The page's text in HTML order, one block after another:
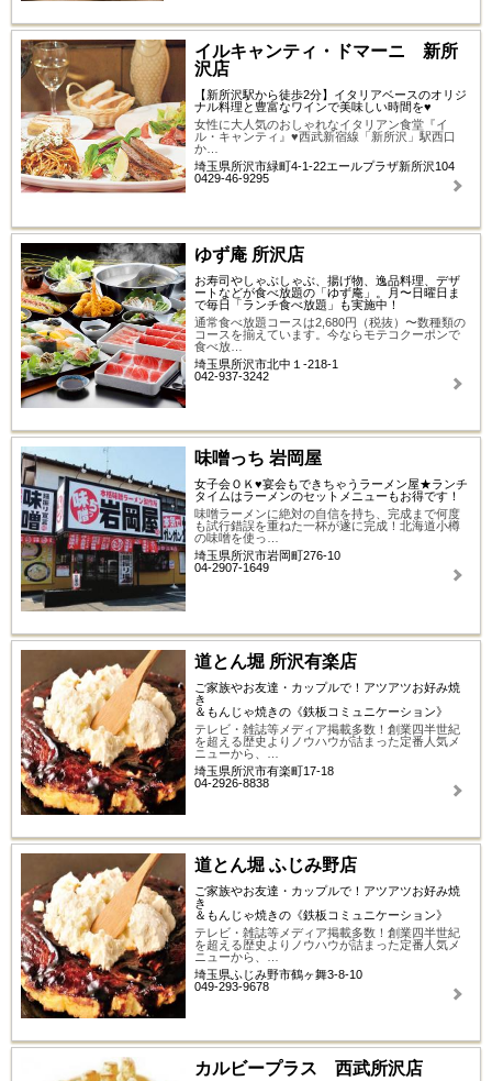
イルキャンティ・ドマーニ 新所
沢店
【新所沢駅から徒歩2分】イタリアベースのオリジ
ナル料理と豊富なワインで美味しい時間を♥
女性に大人気のおしゃれなイタリアン食堂『イ
ル・キャンティ』♥西武新宿線「新所沢」駅西口
か…
埼玉県所沢市緑町4-1-22エールプラザ新所沢104
0429-46-9295
ゆず庵 所沢店
お寿司やしゃぶしゃぶ、揚げ物、逸品料理、デザ
ートなどが食べ放題の「ゆず庵」。月〜日曜日ま
で毎日「ランチ食べ放題」も実施中！
通常食べ放題コースは2,680円（税抜）〜数種類の
コースを揃えています。今ならモテコクーポンで
食べ放…
埼玉県所沢市北中１-218-1
042-937-3242
味噌っち 岩岡屋
女子会ＯＫ♥宴会もできちゃうラーメン屋★ランチ
タイムはラーメンのセットメニューもお得です！
味噌ラーメンに絶対の自信を持ち、完成まで何度
も試行錯誤を重ねた一杯が遂に完成！北海道小樽
の味噌を使っ…
埼玉県所沢市岩岡町276-10
04-2907-1649
道とん堀 所沢有楽店
ご家族やお友達・カップルで！アツアツお好み焼
き
＆もんじゃ焼きの《鉄板コミュニケーション》
テレビ・雑誌等メディア掲載多数！創業四半世紀
を超える歴史よりノウハウが詰まった定番人気メ
ニューから、…
埼玉県所沢市有楽町17-18
04-2926-8838
道とん堀 ふじみ野店
ご家族やお友達・カップルで！アツアツお好み焼
き
＆もんじゃ焼きの《鉄板コミュニケーション》
テレビ・雑誌等メディア掲載多数！創業四半世紀
を超える歴史よりノウハウが詰まった定番人気メ
ニューから、…
埼玉県ふじみ野市鶴ヶ舞3-8-10
049-293-9678
カルビープラス 西武所沢店